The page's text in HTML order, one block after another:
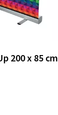
200 x 85 cm